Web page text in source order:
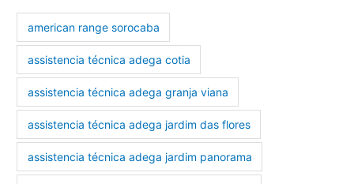
american range sorocaba
assistencia técnica adega cotia
assistencia técnica adega granja viana
assistencia técnica adega jardim das flores
assistencia técnica adega jardim panorama